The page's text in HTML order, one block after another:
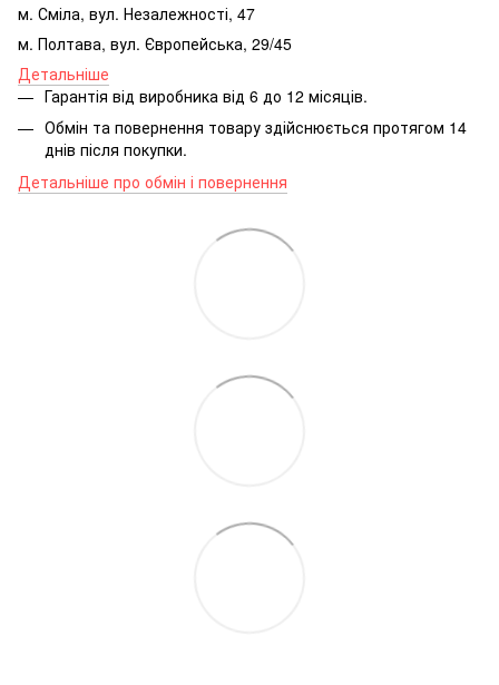
м. Сміла, вул. Незалежності, 47
м. Полтава, вул. Європейська, 29/45
Детальніше
Гарантія від виробника від 6 до 12 місяців.
Обмін та повернення товару здійснюється протягом 14
днів після покупки.
Детальніше про обмін і повернення